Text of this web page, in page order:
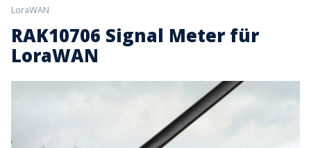
LoraWAN
RAK10706 Signal Meter für
LoraWAN